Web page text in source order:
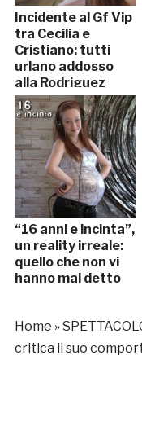
Incidente al Gf Vip
tra Cecilia e
Cristiano: tutti
urlano addosso
alla Rodriguez
[VIDEO]
“16 anni e incinta”,
un reality irreale:
quello che non vi
hanno mai detto
Home »
critica il suo